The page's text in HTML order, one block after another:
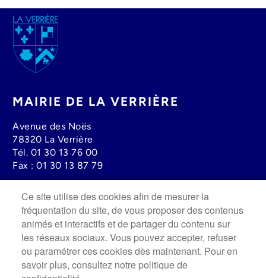
Image
MAIRIE DE LA VERRIÈRE
Avenue des Noës
78320 La Verrière
Tél. 01 30 13 76 00
Fax : 01 30 13 87 79
Lundi au mercredi : 08h30 à 12h00 - 13h30 à 17h30
Jeudi : 13h30 à 19h00
Vendredi : 8h30 à 12h00 - 13h30 à 17h
Fermée le Samedi.
Image
Ce site utilise des cookies afin de mesurer la
fréquentation du site, de vous proposer des contenus
animés et interactifs et de partager du contenu sur
les réseaux sociaux. Vous pouvez accepter, refuser
ou paramétrer ces cookies dès maintenant. Pour en
savoir plus, consultez notre politique de